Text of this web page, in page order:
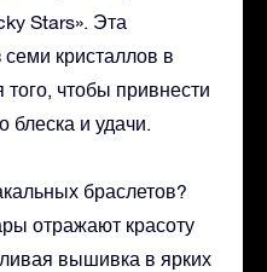
Stars». Эта
семи кристаллов в
чтобы привнести
блеска и удачи.
браслетов?
отражают красоту
вышивка в ярких